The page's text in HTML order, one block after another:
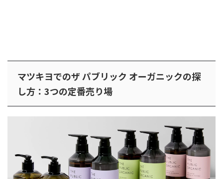
マツキヨでのザ パブリック オーガニックの探
し方：3つの定番売り場